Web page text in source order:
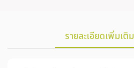
รายละเอียดเพิ่มเติม